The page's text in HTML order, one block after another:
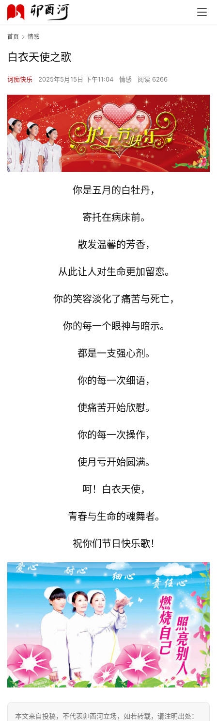
首页 情感
白衣天使之歌
诃痴快乐 2025年5月15日 下午11:04 情感 阅读 6266
你是五月的白牡丹，
寄托在病床前。
散发温馨的芳香，
从此让人对生命更加留恋。
你的笑容淡化了痛苦与死亡，
你的每一个眼神与暗示。
都是一支强心剂。
你的每一次细语，
使痛苦开始欣慰。
你的每一次操作，
使月亏开始圆满。
呵！白衣天使，
青春与生命的魂舞者。
祝你们节日快乐歌！
本文来自投稿，不代表卯酉河立场，如若转载，请注明出处：